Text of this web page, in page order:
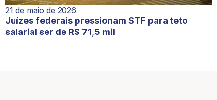
21 de maio de 2026
Juízes federais pressionam STF para teto
salarial ser de R$ 71,5 mil